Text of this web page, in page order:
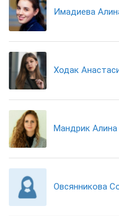
Имадиева
Ходак
Мандрик
Овсянникова